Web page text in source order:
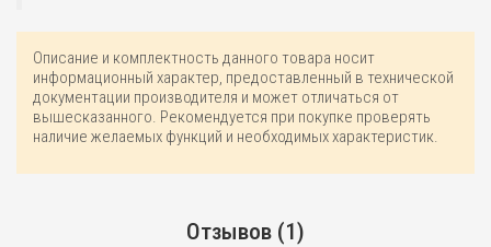
Описание и комплектность данного товара носит
информационный характер, предоставленный в технической
документации производителя и может отличаться от
вышесказанного. Рекомендуется при покупке проверять
наличие желаемых функций и необходимых характеристик.
Отзывов (1)